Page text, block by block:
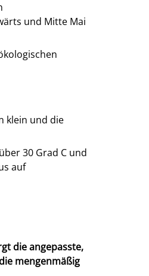
und Mitte Mai
klein und die
30 Grad C und
auf
die angepasste,
mengenmäßig